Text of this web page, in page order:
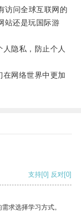
问全球互联网的
站还是玩国际游
隐私，防止个人
网络世界中更加
支持[0] 反对[0]
求选择学习方式。